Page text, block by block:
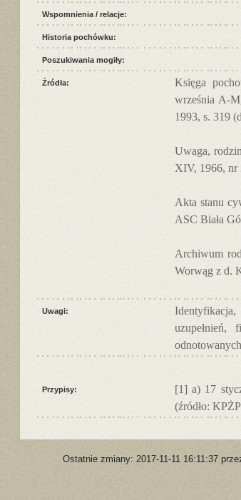
Wspomnienia / relacje:
Historia pochówku:
Poszukiwania mogiły:
Źródła:
Księga
września A-
1993, s. 319
Uwaga,
XIV, 1966, nr
Akta stanu
ASC Biała
Archiwum
Worwąg z d.
Uwagi:
Przypisy:
[1] a) 17
(źródło:
Ostatnie zmiany: 2017-11-11 16:11:37